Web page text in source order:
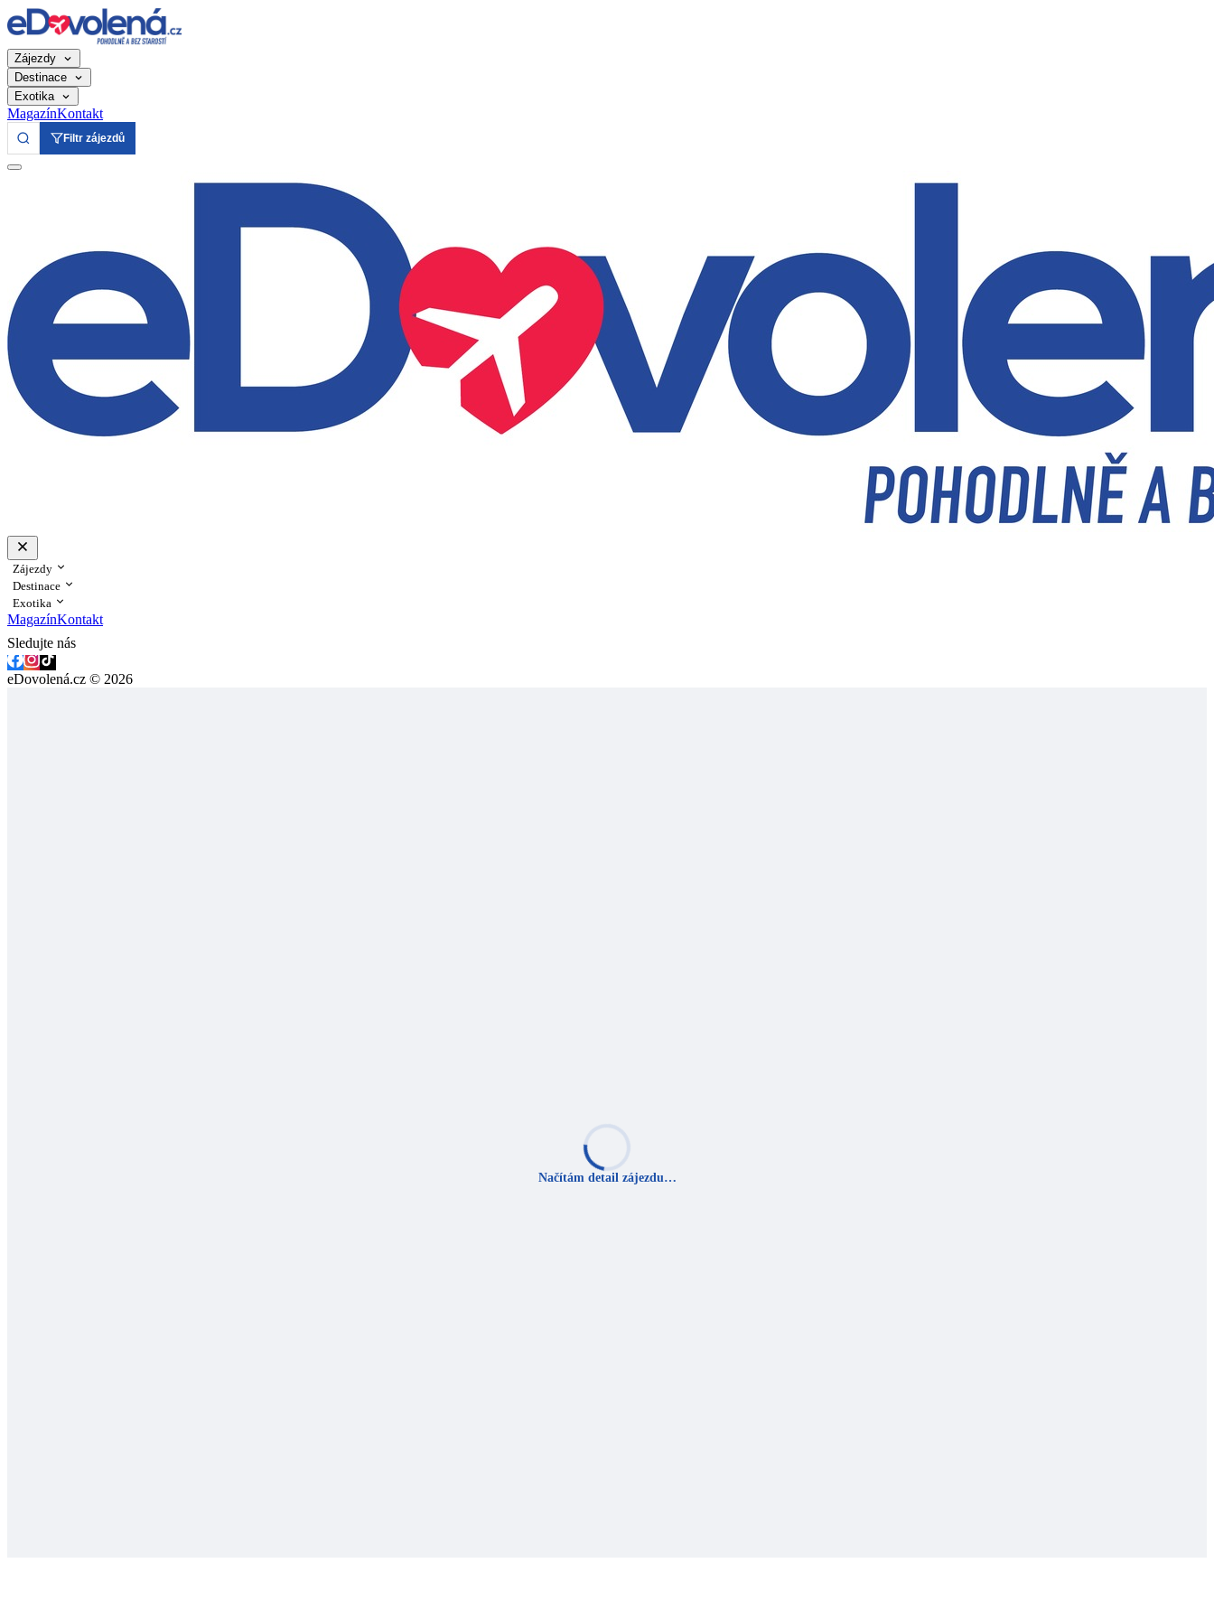
Zájezdy
Destinace
Exotika
MagazínKontakt
Filtr zájezdů
Zájezdy
Destinace
Exotika
MagazínKontakt
Sledujte nás
eDovolená.cz © 2026
Načítám detail zájezdu…